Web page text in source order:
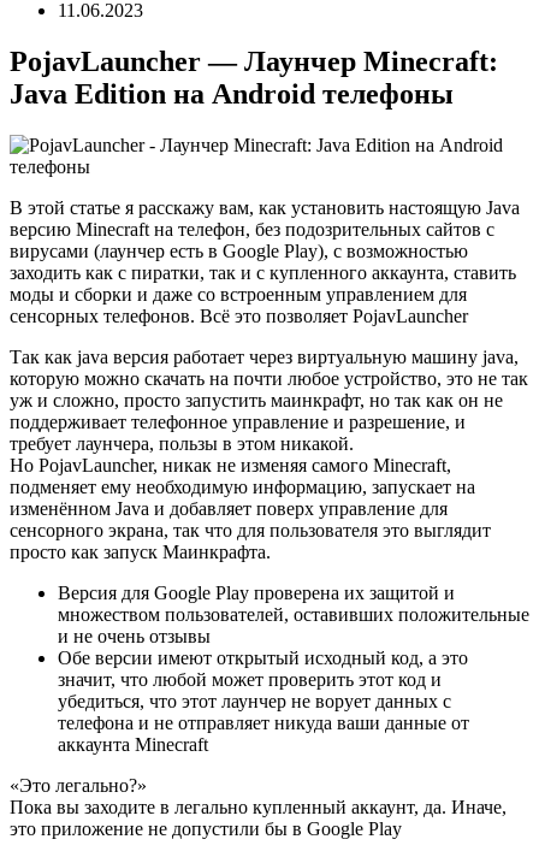
11.06.2023
PojavLauncher — Лаунчер Minecraft:
Java Edition на Android телефоны
В этой статье я расскажу вам, как установить настоящую Java
версию Minecraft на телефон, без подозрительных сайтов с
вирусами (лаунчер есть в Google Play), с возможностью
заходить как с пиратки, так и с купленного аккаунта, ставить
моды и сборки и даже со встроенным управлением для
сенсорных телефонов. Всё это позволяет PojavLauncher
Так как java версия работает через виртуальную машину java,
которую можно скачать на почти любое устройство, это не так
уж и сложно, просто запустить маинкрафт, но так как он не
поддерживает телефонное управление и разрешение, и
требует лаунчера, пользы в этом никакой.
Но PojavLauncher, никак не изменяя самого Minecraft,
подменяет ему необходимую информацию, запускает на
изменённом Java и добавляет поверх управление для
сенсорного экрана, так что для пользователя это выглядит
просто как запуск Маинкрафта.
Версия для Google Play проверена их защитой и
множеством пользователей, оставивших положительные
и не очень отзывы
Обе версии имеют открытый исходный код, а это
значит, что любой может проверить этот код и
убедиться, что этот лаунчер не ворует данных с
телефона и не отправляет никуда ваши данные от
аккаунта Minecraft
«Это легально?»
Пока вы заходите в легально купленный аккаунт, да. Иначе,
это приложение не допустили бы в Google Play